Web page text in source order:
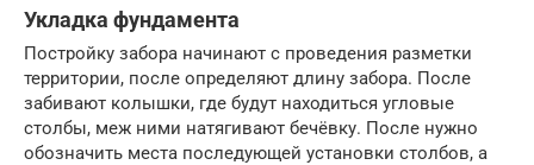
Укладка фундамента
Постройку забора начинают с проведения разметки
территории, после определяют длину забора. После
забивают колышки, где будут находиться угловые
столбы, меж ними натягивают бечёвку. После нужно
обозначить места последующей установки столбов, а